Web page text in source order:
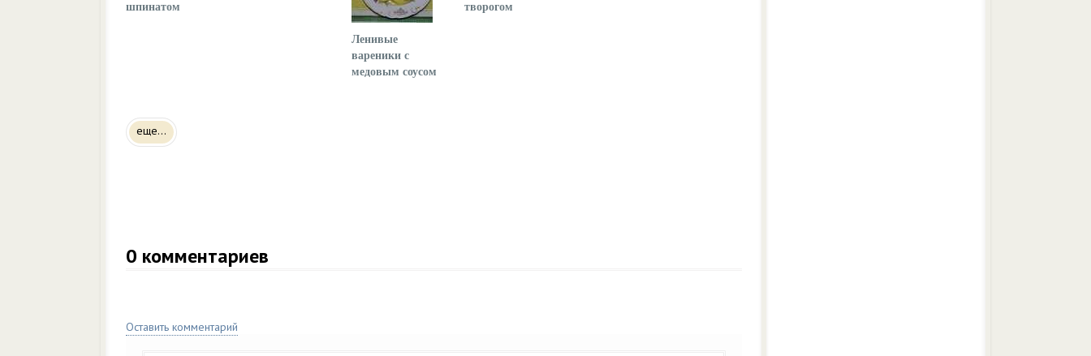
шпинатом
Ленивые
вареники с
медовым соусом
творогом
еще...
0 комментариев
Оставить комментарий